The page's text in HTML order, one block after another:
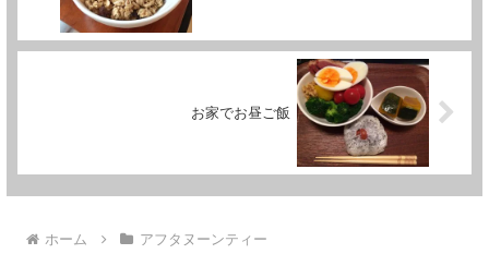
お家でお昼ご飯
ホーム アフタヌーンティー